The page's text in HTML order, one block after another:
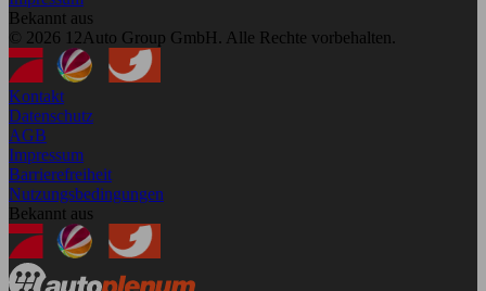
Bekannt aus
© 2026 12Auto Group GmbH. Alle Rechte vorbehalten.
Kontakt
Datenschutz
AGB
Impressum
Barrierefreiheit
Nutzungsbedingungen
Bekannt aus